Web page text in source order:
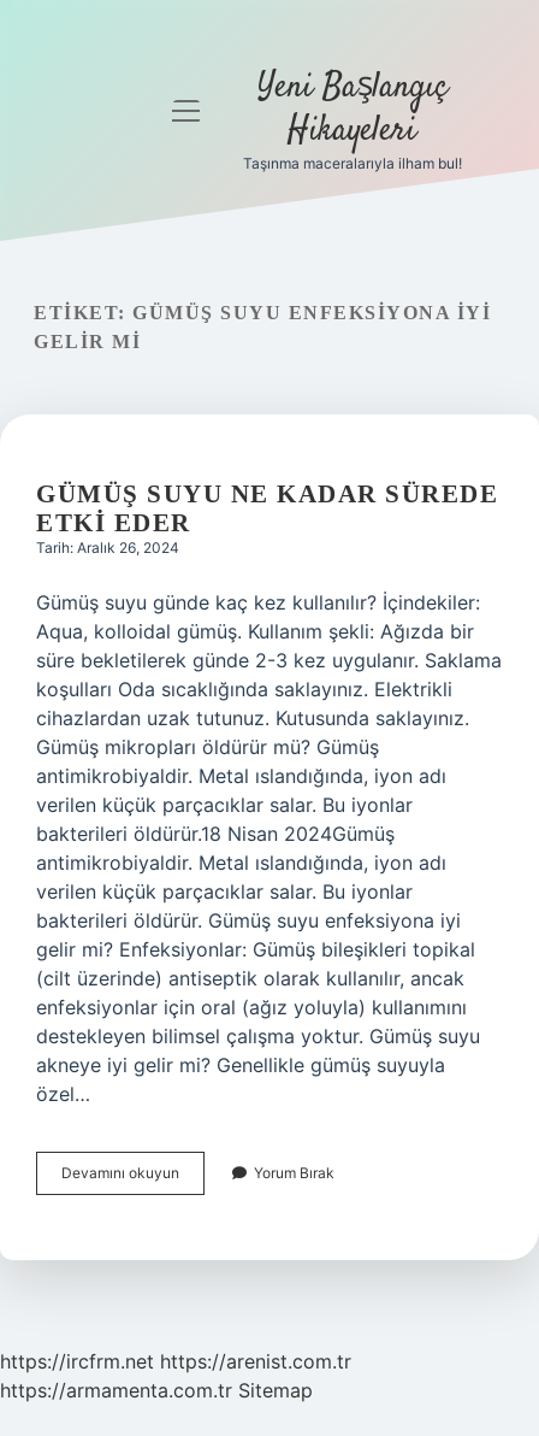
Gizlilik
Yasal Uyarı
menüyü
Yeni Başlangıç
Hikayeleri
Taşınma maceralarıyla ilham bul!
ETIKET: GÜMÜŞ SUYU ENFEKSIYONA IYI
GELIR MI
GÜMÜŞ SUYU NE KADAR SÜREDE
ETKI EDER
Tarih: Aralık 26, 2024
Gümüş suyu günde kaç kez kullanılır? İçindekiler:
Aqua, kolloidal gümüş. Kullanım şekli: Ağızda bir
süre bekletilerek günde 2-3 kez uygulanır. Saklama
koşulları Oda sıcaklığında saklayınız. Elektrikli
cihazlardan uzak tutunuz. Kutusunda saklayınız.
Gümüş mikropları öldürür mü? Gümüş
antimikrobiyaldir. Metal ıslandığında, iyon adı
verilen küçük parçacıklar salar. Bu iyonlar
bakterileri öldürür.18 Nisan 2024Gümüş
antimikrobiyaldir. Metal ıslandığında, iyon adı
verilen küçük parçacıklar salar. Bu iyonlar
bakterileri öldürür. Gümüş suyu enfeksiyona iyi
gelir mi? Enfeksiyonlar: Gümüş bileşikleri topikal
(cilt üzerinde) antiseptik olarak kullanılır, ancak
enfeksiyonlar için oral (ağız yoluyla) kullanımını
destekleyen bilimsel çalışma yoktur. Gümüş suyu
akneye iyi gelir mi? Genellikle gümüş suyuyla
özel…
Devamını okuyun
Suyu
Sürede
Yorum Bırak
https://ircfrm.net https://arenist.com.tr
https://armamenta.com.tr Sitemap